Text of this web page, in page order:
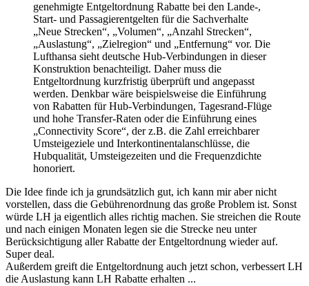
genehmigte Entgeltordnung Rabatte bei den Lande-,
Start- und Passagierentgelten für die Sachverhalte
„Neue Strecken“, „Volumen“, „Anzahl Strecken“,
„Auslastung“, „Zielregion“ und „Entfernung“ vor. Die
Lufthansa sieht deutsche Hub-Verbindungen in dieser
Konstruktion benachteiligt. Daher muss die
Entgeltordnung kurzfristig überprüft und angepasst
werden. Denkbar wäre beispielsweise die Einführung
von Rabatten für Hub-Verbindungen, Tagesrand-Flüge
und hohe Transfer-Raten oder die Einführung eines
„Connectivity Score“, der z.B. die Zahl erreichbarer
Umsteigeziele und Interkontinentalanschlüsse, die
Hubqualität, Umsteigezeiten und die Frequenzdichte
honoriert.
Die Idee finde ich ja grundsätzlich gut, ich kann mir aber nicht
vorstellen, dass die Gebührenordnung das große Problem ist. Sonst
würde LH ja eigentlich alles richtig machen. Sie streichen die Route
und nach einigen Monaten legen sie die Strecke neu unter
Berücksichtigung aller Rabatte der Entgeltordnung wieder auf.
Super deal.
Außerdem greift die Entgeltordnung auch jetzt schon, verbessert LH
die Auslastung kann LH Rabatte erhalten ...